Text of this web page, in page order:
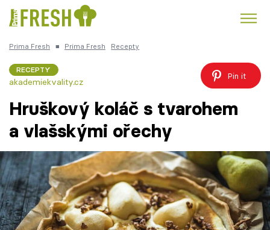
Česká kuchyně
Témata
Recepty
Články
Prima Fresh ■ Prima Fresh Recepty
RECEPTY
akademiekvality.cz
Pin it
Hruškový koláč s tvarohem
a vlašskými ořechy